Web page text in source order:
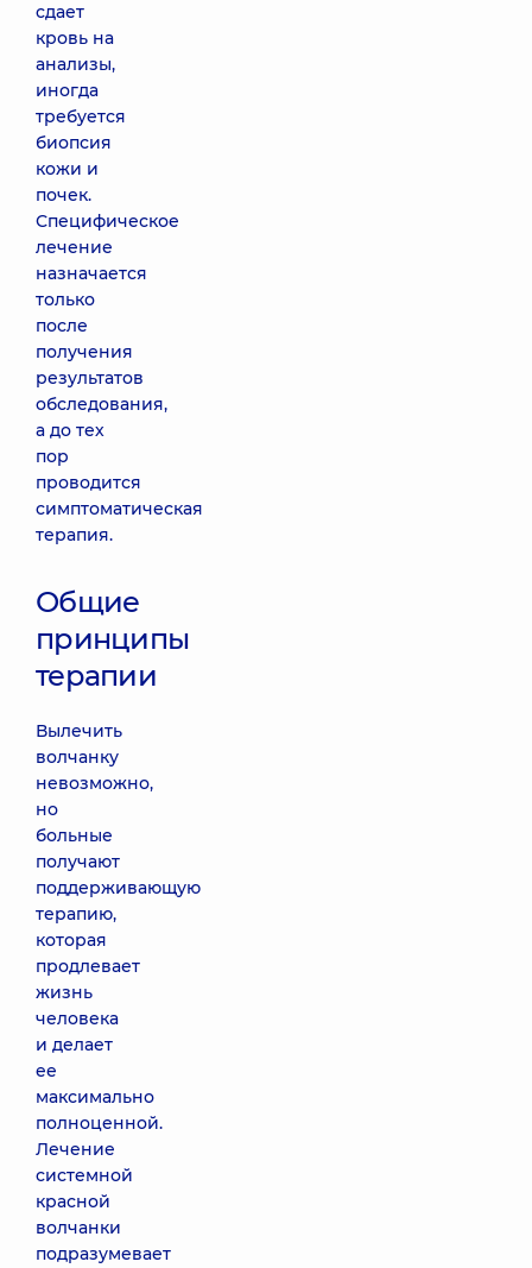
сдает
кровь на
анализы,
иногда
требуется
биопсия
кожи и
почек.
Специфическое
лечение
назначается
только
после
получения
результатов
обследования,
а до тех
пор
проводится
симптоматическая
терапия.
Общие
принципы
терапии
Вылечить
волчанку
невозможно,
но
больные
получают
поддерживающую
терапию,
которая
продлевает
жизнь
человека
и делает
ее
максимально
полноценной.
Лечение
системной
красной
волчанки
подразумевает